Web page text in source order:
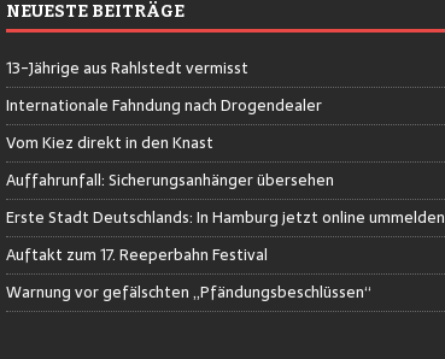
NEUESTE BEITRÄGE
13-Jährige aus Rahlstedt vermisst
Internationale Fahndung nach Drogendealer
Vom Kiez direkt in den Knast
Auffahrunfall: Sicherungsanhänger übersehen
Erste Stadt Deutschlands: In Hamburg jetzt online ummelden
Auftakt zum 17. Reeperbahn Festival
Warnung vor gefälschten „Pfändungsbeschlüssen“